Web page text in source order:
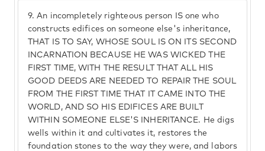
9. An incompletely righteous person IS one who
constructs edifices on someone else's inheritance,
THAT IS TO SAY, WHOSE SOUL IS ON ITS SECOND
INCARNATION BECAUSE HE WAS WICKED THE
FIRST TIME, WITH THE RESULT THAT ALL HIS
GOOD DEEDS ARE NEEDED TO REPAIR THE SOUL
FROM THE FIRST TIME THAT IT CAME INTO THE
WORLD, AND SO HIS EDIFICES ARE BUILT
WITHIN SOMEONE ELSE'S INHERITANCE. He digs
wells within it and cultivates it, restores the
foundation stones to the way they were, and labors